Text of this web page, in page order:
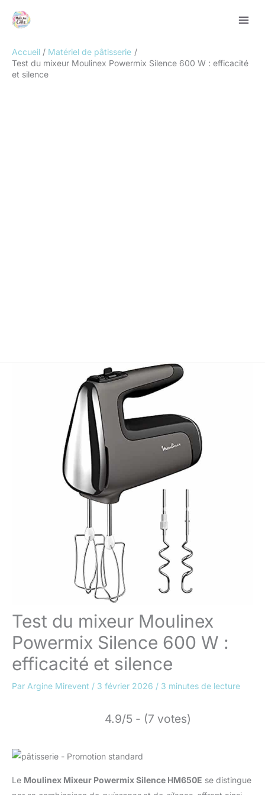
Accueil
Matériel de pâtisserie
Test du mixeur Moulinex Powermix Silence 600 W : efficacité
et silence
Test du mixeur Moulinex
Powermix Silence 600 W :
efficacité et silence
Par Argine Mirevent / 3 février 2026 / 3 minutes de lecture
4.9/5 - (7 votes)
Le Moulinex Mixeur Powermix Silence HM650E se distingue